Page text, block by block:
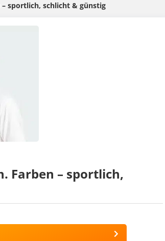
– sportlich, schlicht & günstig
Farben – sportlich,